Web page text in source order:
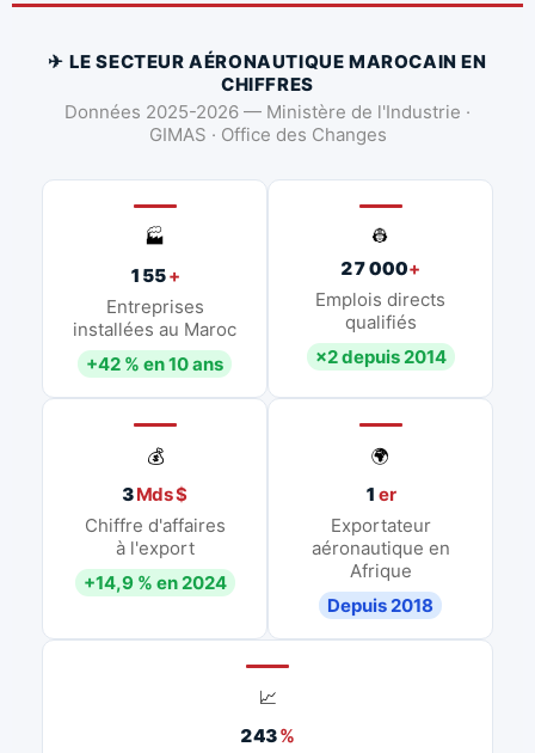
✈ LE SECTEUR AÉRONAUTIQUE MAROCAIN EN
CHIFFRES
Données 2025-2026 — Ministère de l'Industrie ·
GIMAS · Office des Changes
🏭
155+
Entreprises
installées au Maroc
+42 % en 10 ans
👷
27 000+
Emplois directs
qualifiés
×2 depuis 2014
💰
3Mds $
Chiffre d'affaires
à l'export
+14,9 % en 2024
🌍
1 er
Exportateur
aéronautique en
Afrique
Depuis 2018
📈
243%